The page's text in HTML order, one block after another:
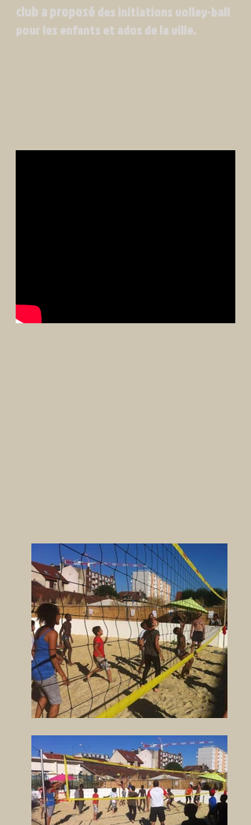
club a proposé des initiations volley-ball
pour les enfants et ados de la ville.